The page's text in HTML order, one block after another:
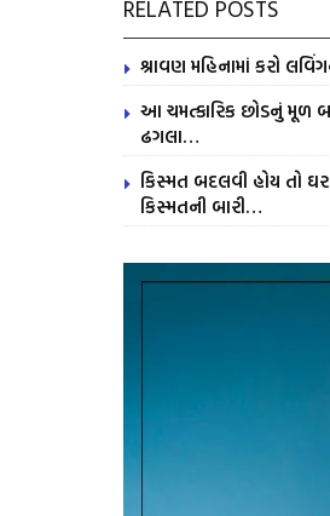
RELATED POSTS
શ્રાવણ મહિનામાં કરો
આ ચમત્કારિક છોડનું મૂળ
ઢગલા…
કિસ્મત બદલવી હોય તો
કિસ્મતની બારી…